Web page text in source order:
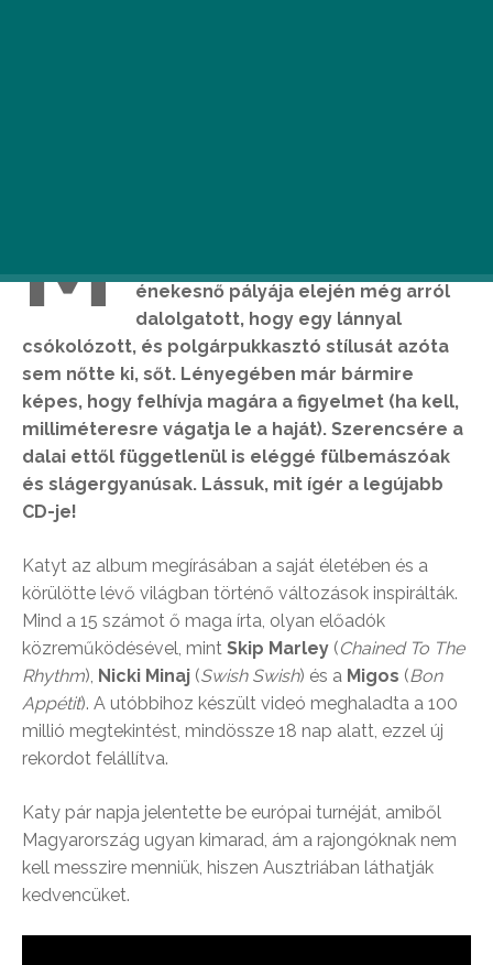
M
énekesnő pályája elején még arról
dalolgatott, hogy egy lánnyal
csókolózott, és polgárpukkasztó stílusát azóta
sem nőtte ki, sőt. Lényegében már bármire
képes, hogy felhívja magára a figyelmet (ha kell,
milliméteresre vágatja le a haját). Szerencsére a
dalai ettől függetlenül is eléggé fülbemászóak
és slágergyanúsak. Lássuk, mit ígér a legújabb
CD-je!
Katyt az album megírásában a saját életében és a
körülötte lévő világban történő változások inspirálták.
Mind a 15 számot ő maga írta, olyan előadók
közreműködésével, mint Skip Marley (Chained To The
Rhythm), Nicki Minaj (Swish Swish) és a Migos (Bon
Appétit). A utóbbihoz készült videó meghaladta a 100
millió megtekintést, mindössze 18 nap alatt, ezzel új
rekordot felállítva.
Katy pár napja jelentette be európai turnéját, amiből
Magyarország ugyan kimarad, ám a rajongóknak nem
kell messzire menniük, hiszen Ausztriában láthatják
kedvencüket.